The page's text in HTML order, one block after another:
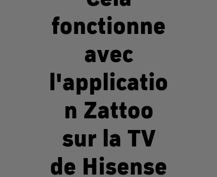
fonctionne
avec
l'applicatio
n Zattoo
sur la TV
de Hisense